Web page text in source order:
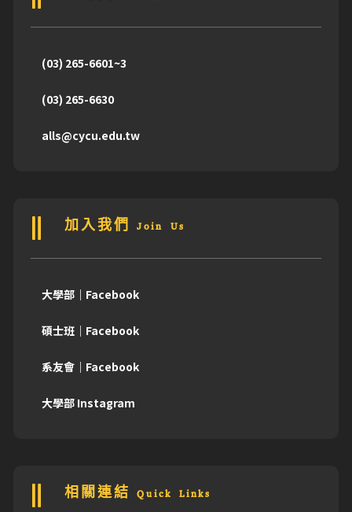
(03) 265-6601~3
(03) 265-6630
alls@cycu.edu.tw
加入我們 Join Us
大學部｜Facebook
碩士班｜Facebook
系友會｜Facebook
大學部 Instagram
相關連結 Quick Links